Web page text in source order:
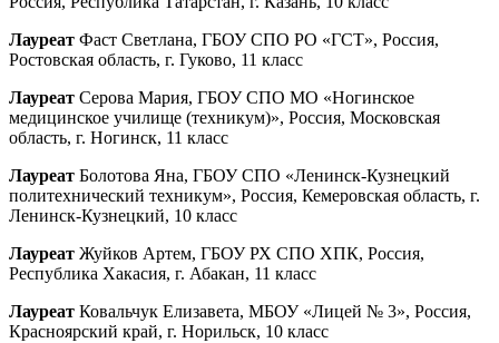
Лауреат Фаст Светлана, ГБОУ СПО РО «ГСТ», Россия,
Ростовская область, г. Гуково, 11 класс
Лауреат Серова Мария, ГБОУ СПО МО «Ногинское
медицинское училище (техникум)», Россия, Московская
область, г. Ногинск, 11 класс
Лауреат Болотова Яна, ГБОУ СПО «Ленинск-Кузнецкий
политехнический техникум», Россия, Кемеровская область, г.
Ленинск-Кузнецкий, 10 класс
Лауреат Жуйков Артем, ГБОУ РХ СПО ХПК, Россия,
Республика Хакасия, г. Абакан, 11 класс
Лауреат Ковальчук Елизавета, МБОУ «Лицей № 3», Россия,
Красноярский край, г. Норильск, 10 класс